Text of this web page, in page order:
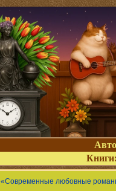
Книги:
«Современные любовные